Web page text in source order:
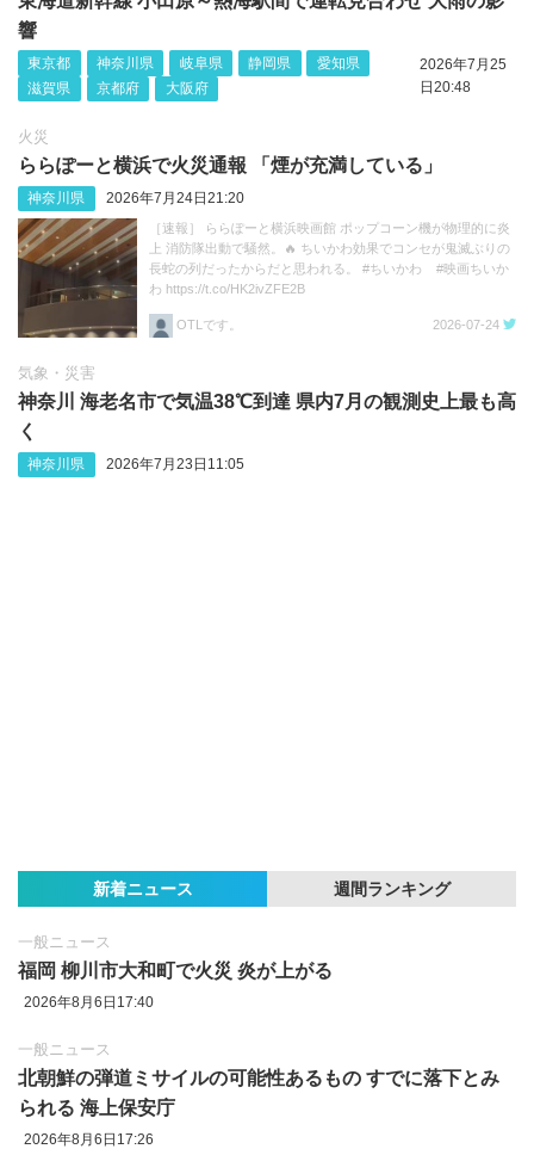
響
東京都 神奈川県 岐阜県 静岡県
愛知県
滋賀県
京都府 大阪府
2026年7月25
日20:48
火災
ららぽーと横浜で火災通報 「煙が充満している」
神奈川県 2026年7月24日21:20
［速報］ ららぽーと横浜映画館 ポップコーン機が物理的に炎
上 消防隊出動で騒然。🔥 ちいかわ効果でコンセが鬼滅ぶりの
長蛇の列だったからだと思われる。 #ちいかわ #映画ちいか
わ https://t.co/HK2ivZFE2B
OTLです。 2026-07-24
気象・災害
神奈川 海老名市で気温38℃到達 県内7月の観測史上最も高
く
神奈川県 2026年7月23日11:05
新着ニュース 週間ランキング
一般ニュース
福岡 柳川市大和町で火災 炎が上がる
2026年8月6日17:40
一般ニュース
北朝鮮の弾道ミサイルの可能性あるもの すでに落下とみ
られる 海上保安庁
2026年8月6日17:26